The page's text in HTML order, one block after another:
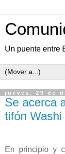
Un puente entre
jueves, 29 de
Se acerca
tifón Washi
En principio y